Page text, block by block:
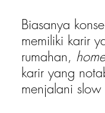
Biasanya
memiliki karir
rumahan,
karir yang
menjalani